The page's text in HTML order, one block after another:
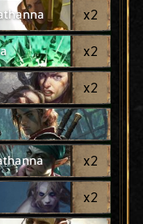
x2
x2
x2
x2
x2